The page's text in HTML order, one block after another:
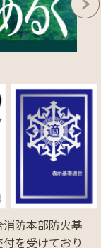
防本部防火基
を受けており